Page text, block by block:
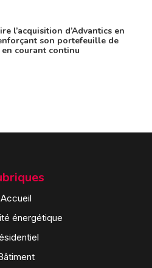
l’acquisition d’Advantics en
son portefeuille de
courant continu
Accueil
énergétique